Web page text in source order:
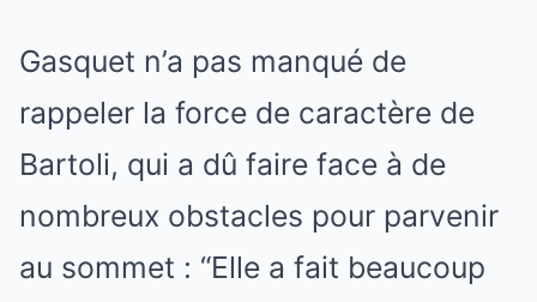
Gasquet n’a pas manqué de
rappeler la force de caractère de
Bartoli, qui a dû faire face à de
nombreux obstacles pour parvenir
au sommet : “Elle a fait beaucoup